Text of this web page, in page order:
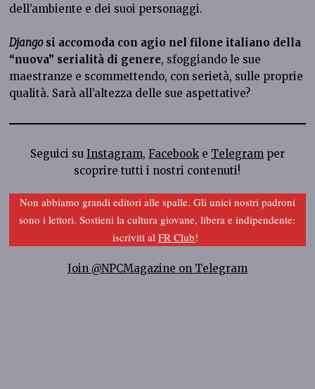
dell’ambiente e dei suoi personaggi.
Djangosi accomoda con agio nel filone italiano della
“nuova” serialità di genere, sfoggiando le sue
maestranze e scommettendo, con serietà, sulle proprie
qualità. Sarà all’altezza delle sue aspettative?
Seguici su Instagram, Facebooke Telegramper
scoprire tutti i nostri contenuti!
Non abbiamo grandi editori alle spalle. Gli unici nostri padroni
sono i lettori. Sostieni la cultura giovane, libera e indipendente:
iscriviti alFR Club!
Join @NPCMagazine on Telegram